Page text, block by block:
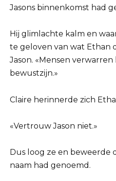
Jasons binnenkomst had
Hij glimlachte kalm en
te geloven van wat Ethan
Jason. «Mensen
bewustzijn.»
Claire herinnerde zich
«Vertrouw Jason niet.»
Dus loog ze en beweerde
naam had genoemd.